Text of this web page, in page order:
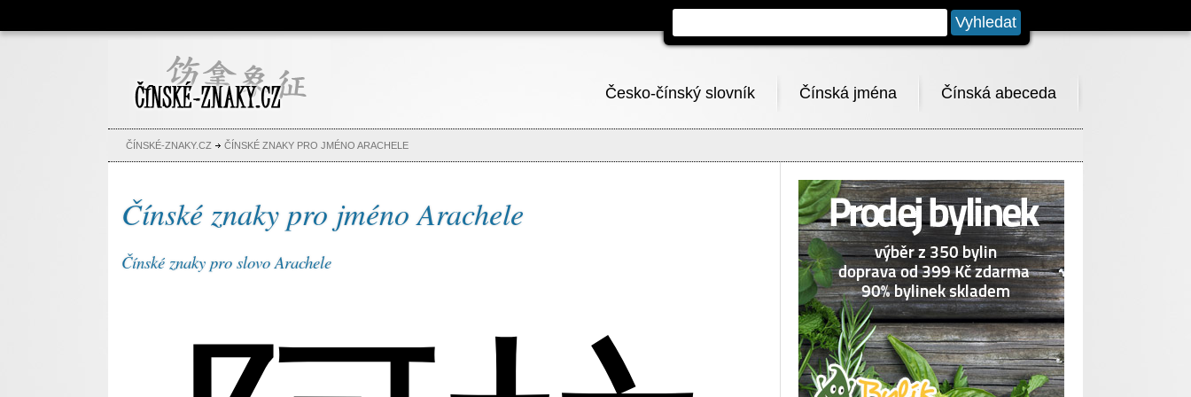
Čínské znaky, česko-čínský
slovník, abeceda, jména,
tetování
Česko-čínský slovník Čínská jména Čínská abeceda
ČÍNSKÉ-ZNAKY.CZ ČÍNSKÉ ZNAKY PRO JMÉNO ARACHELE
Čínské znaky pro jméno Arachele
Čínské znaky pro slovo Arachele